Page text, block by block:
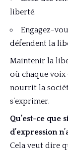
liberté.
Engagez-
défendent la
Maintenir la
où chaque voix
nourrit la
s’exprimer.
Qu’est-ce que
d’expression
Cela veut dire